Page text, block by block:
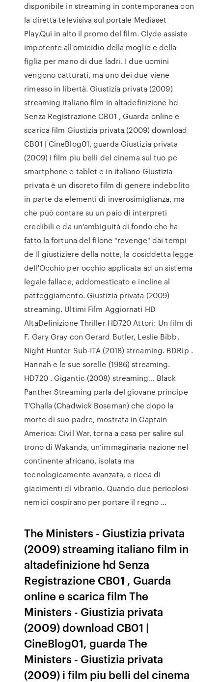
disponibile in streaming in contemporanea con
la diretta televisiva sul portale Mediaset
Play.Qui in alto il promo del film. Clyde assiste
impotente all'omicidio della moglie e della
figlia per mano di due ladri. I due uomini
vengono catturati, ma uno dei due viene
rimesso in libertà. Giustizia privata (2009)
streaming italiano film in altadefinizione hd
Senza Registrazione CB01 , Guarda online e
scarica film Giustizia privata (2009) download
CB01 | CineBlog01, guarda Giustizia privata
(2009) i film piu belli del cinema sul tuo pc
smartphone e tablet e in italiano Giustizia
privata è un discreto film di genere indebolito
in parte da elementi di inverosimiglianza, ma
che può contare su un paio di interpreti
credibili e da un'ambiguità di fondo che ha
fatto la fortuna del filone "revenge" dai tempi
de Il giustiziere della notte, la cosiddetta legge
dell'Occhio per occhio applicata ad un sistema
legale fallace, addomesticato e incline al
patteggiamento. Giustizia privata (2009)
streaming. Ultimi Film Aggiornati HD
AltaDefinizione Thriller HD720 Attori: Un film di
F. Gary Gray con Gerard Butler, Leslie Bibb,
Night Hunter Sub-ITA (2018) streaming. BDRip .
Hannah e le sue sorelle (1986) streaming.
HD720 . Gigantic (2008) streaming… Black
Panther Streaming parla del giovane principe
T’Challa (Chadwick Boseman) che dopo la
morte di suo padre, mostrata in Captain
America: Civil War, torna a casa per salire sul
trono di Wakanda, un’immaginaria nazione nel
continente africano, isolata ma
tecnologicamente avanzata, e ricca di
giacimenti di vibranio. Quando due pericolosi
nemici cospirano per portare il regno …
The Ministers - Giustizia privata
(2009) streaming italiano film in
altadefinizione hd Senza
Registrazione CB01 , Guarda
online e scarica film The
Ministers - Giustizia privata
(2009) download CB01 |
CineBlog01, guarda The
Ministers - Giustizia privata
(2009) i film piu belli del cinema